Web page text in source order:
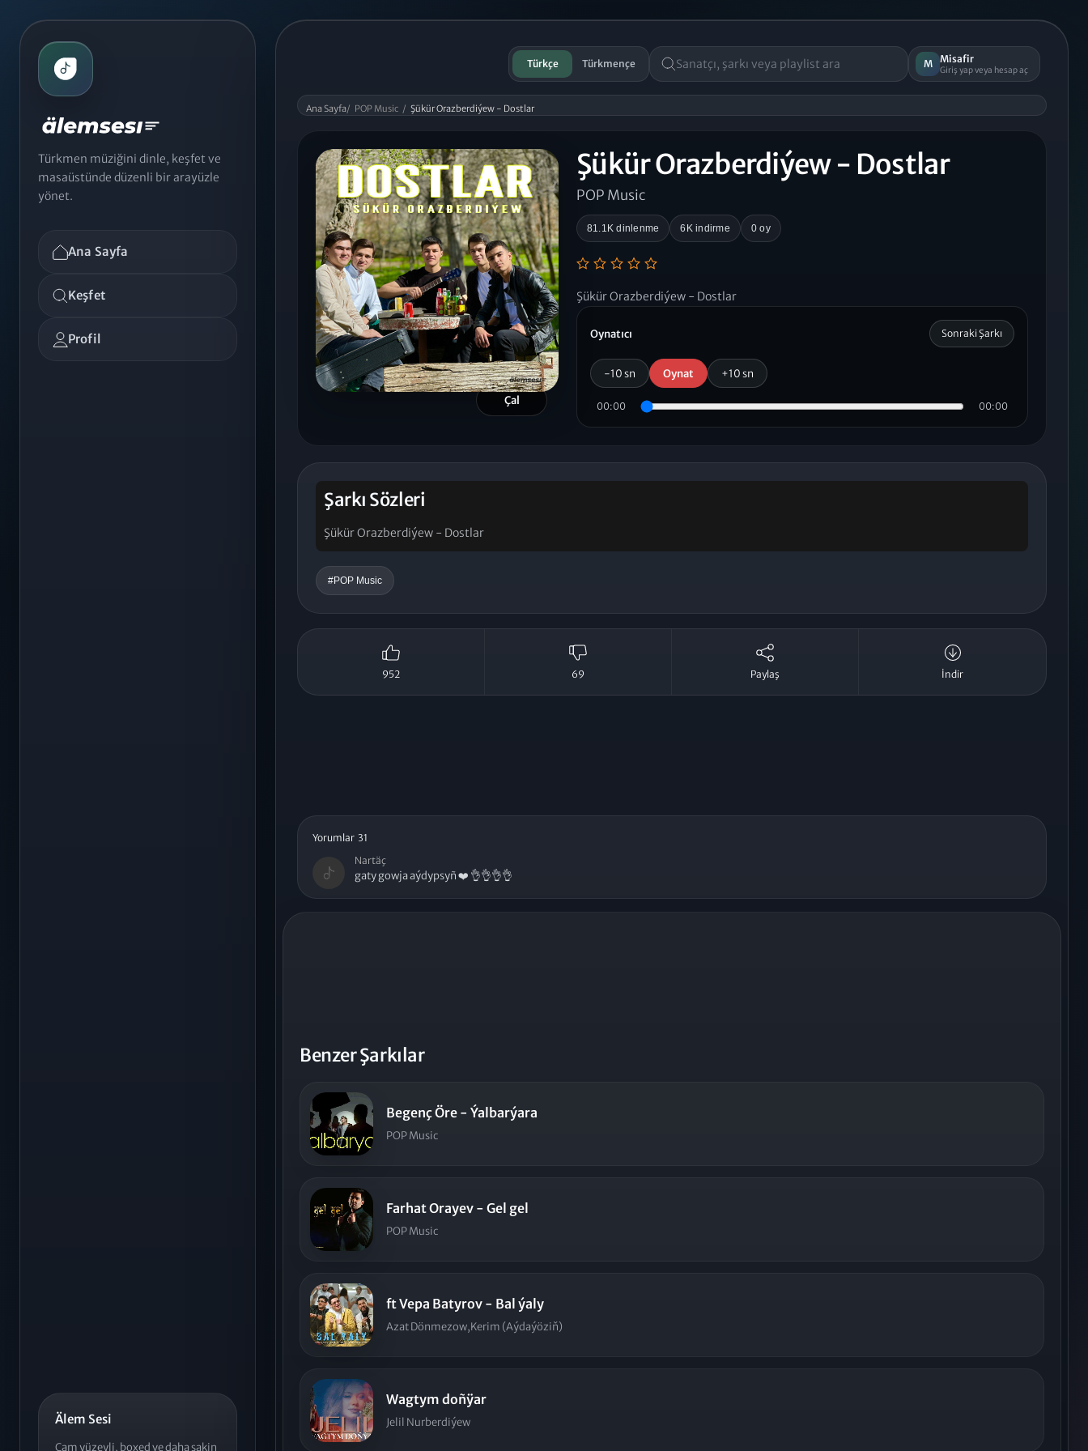
Türkmen müziğini dinle, keşfet ve
masaüstünde düzenli bir arayüzle
yönet.
Ana Sayfa
Keşfet
Profil
Älem Sesi
Cam yüzeyli, boxed ve daha sakin
Türkçe Türkmençe M Misafir
Giriş yap veya hesap aç
Ana Sayfa/ POP Music / Şükür Orazberdiýew - Dostlar
Çal
Şükür Orazberdiýew - Dostlar
POP Music
81.1K dinlenme 6K indirme 0 oy
Şükür Orazberdiýew - Dostlar
Oynatıcı Sonraki Şarkı
-10 sn Oynat +10 sn
00:00 00:00
Şarkı Sözleri
Şükür Orazberdiýew - Dostlar
#POP Music
952 69 Paylaş İndir
Yorumlar 31
Nartäç
gaty gowja aýdypsyñ ❤️ 👌👌👌👌
Benzer Şarkılar
Begenç Öre - Ýalbarýara
POP Music
Farhat Orayev - Gel gel
POP Music
ft Vepa Batyrov - Bal ýaly
Azat Dönmezow,Kerim (Aýdaýöziň)
Wagtym doñÿar
Jelil Nurberdiýew